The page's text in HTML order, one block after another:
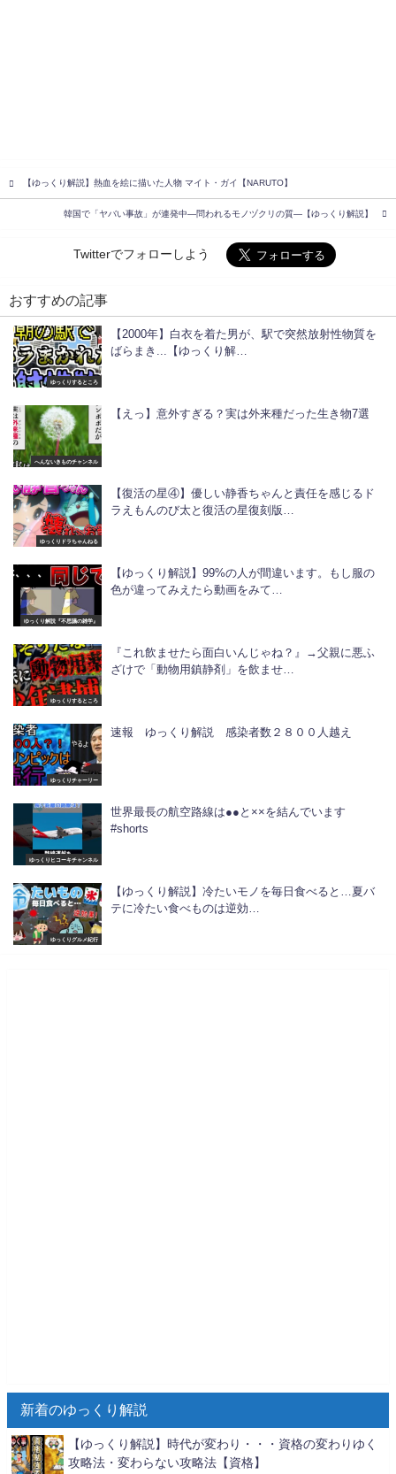
【ゆっくり解説】熱血を絵に描いた人物 マイト・ガイ【NARUTO】
韓国で「ヤバい事故」が連発中―問われるモノヅクリの質―【ゆっくり解説】
Twitterでフォローしよう
おすすめの記事
ゆっくりするところ
【2000年】白衣を着た男が、駅で突然放射性物質を
ばらまき...【ゆっくり解…
へんないきものチャンネル
【えっ】意外すぎる？実は外来種だった生き物7選
ゆっくりドラちゃんねる
【復活の星④】優しい静香ちゃんと責任を感じるド
ラえもんのび太と復活の星復刻版…
ゆっくり解説『不思議の雑学』
【ゆっくり解説】99%の人が間違います。もし服の
色が違ってみえたら動画をみて…
ゆっくりするところ
『これ飲ませたら面白いんじゃね？』→父親に悪ふ
ざけで「動物用鎮静剤」を飲ませ…
ゆっくりチャーリー
速報 ゆっくり解説 感染者数２８００人越え
ゆっくりヒコーキチャンネル
世界最長の航空路線は●●と××を結んでいます
#shorts
ゆっくりグルメ紀行
【ゆっくり解説】冷たいモノを毎日食べると…夏バ
テに冷たい食べものは逆効…
新着のゆっくり解説
【ゆっくり解説】時代が変わり・・・資格の変わりゆく
攻略法・変わらない攻略法【資格】